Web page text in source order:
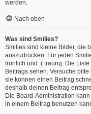
werden.
Nach oben
Was sind Smilies?
Smilies sind kleine Bilder, die
auszudrücken. Für jeden
fröhlich und :( traurig. Die
Beitrags sehen. Versuche
sie können einen Beitrag
deshalb deinen Beitrag
Die Board-Administration
in einem Beitrag benutzen